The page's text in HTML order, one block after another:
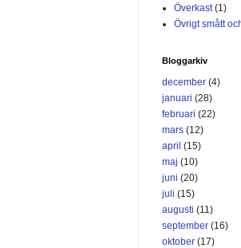
Överkast (1)
Övrigt smått
Bloggarkiv
december (4)
januari (28)
februari (22)
mars (12)
april (15)
maj (10)
juni (20)
juli (15)
augusti (11)
september (16)
oktober (17)